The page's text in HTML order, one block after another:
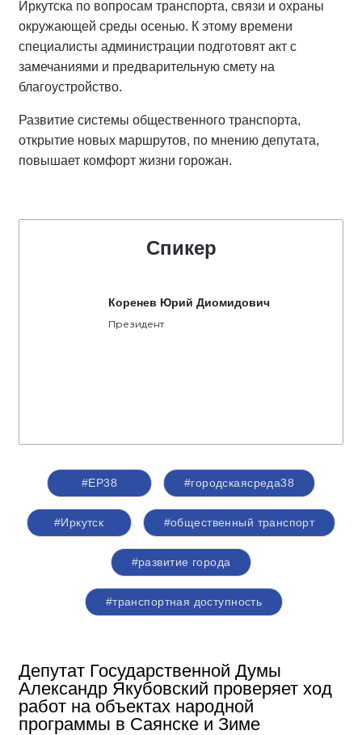
Иркутска по вопросам транспорта, связи и охраны
окружающей среды осенью. К этому времени
специалисты администрации подготовят акт с
замечаниями и предварительную смету на
благоустройство.
Развитие системы общественного транспорта,
открытие новых маршрутов, по мнению депутата,
повышает комфорт жизни горожан.
Спикер
Коренев Юрий Диомидович
Президент
#ЕР38 #городскаясреда38
#Иркутск #общественный транспорт
#развитие города
#транспортная доступность
Депутат Государственной Думы
Александр Якубовский проверяет ход
работ на объектах народной
программы в Саянске и Зиме